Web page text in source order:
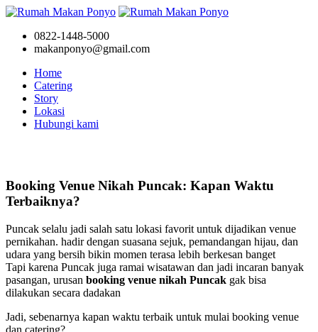
0822-1448-5000
makanponyo@gmail.com
Home
Catering
Story
Lokasi
Hubungi kami
Booking Venue Nikah Puncak: Kapan Waktu
Terbaiknya?
Puncak selalu jadi salah satu lokasi favorit untuk dijadikan venue
pernikahan. hadir dengan suasana sejuk, pemandangan hijau, dan
udara yang bersih bikin momen terasa lebih berkesan banget
Tapi karena Puncak juga ramai wisatawan dan jadi incaran banyak
pasangan, urusan booking venue nikah Puncak gak bisa
dilakukan secara dadakan
Jadi, sebenarnya kapan waktu terbaik untuk mulai booking venue
dan catering?